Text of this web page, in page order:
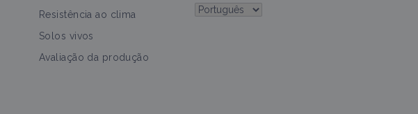
Resistência ao clima
Solos vivos
Avaliação da produção